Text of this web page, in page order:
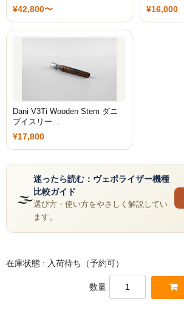
FML
FUMARI
SEBERO
SPLIT
ZOMO
Tangiers
トング
¥42,800〜 ¥16,000
Dani V3Ti Wooden Stem ダニ
ブイスリー…
¥17,800
🌫
迷ったら読む：ヴェポライザー機種
比較ガイド
選び方・使い方をやさしく解説してい
ます。
在庫状態 : 入荷待ち（予約可）
数量